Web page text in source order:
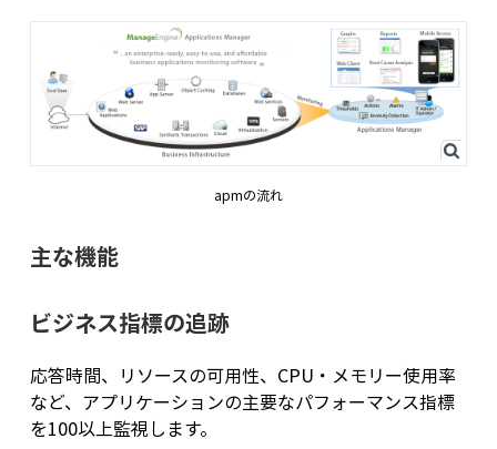
apmの流れ
主な機能
ビジネス指標の追跡
応答時間、リソースの可用性、CPU・メモリー使用率
など、アプリケーションの主要なパフォーマンス指標
を100以上監視します。